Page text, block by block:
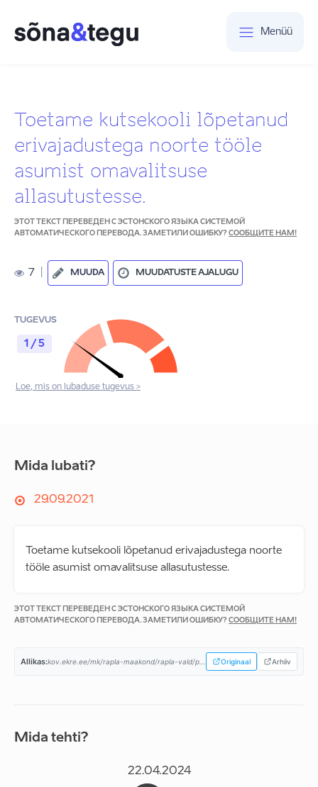
Menüü
Toetame kutsekooli lõpetanud
erivajadustega noorte tööle
asumist omavalitsuse
allasutustesse.
ЭТОТ ТЕКСТ ПЕРЕВЕДЕН С ЭСТОНСКОГО ЯЗЫКА СИСТЕМОЙ
АВТОМАТИЧЕСКОГО ПЕРЕВОДА. ЗАМЕТИЛИ ОШИБКУ? СООБЩИТЕ НАМ!
7 MUUDA MUUDATUSTE AJALUGU
TUGEVUS
1 / 5
Loe, mis on lubaduse tugevus >
Mida lubati?
29.09.2021
Toetame kutsekooli lõpetanud erivajadustega noorte
tööle asumist omavalitsuse allasutustesse.
ЭТОТ ТЕКСТ ПЕРЕВЕДЕН С ЭСТОНСКОГО ЯЗЫКА СИСТЕМОЙ
АВТОМАТИЧЕСКОГО ПЕРЕВОДА. ЗАМЕТИЛИ ОШИБКУ? СООБЩИТЕ НАМ!
Allikas: Originaal Arhiiv
Mida tehti?
22.04.2024